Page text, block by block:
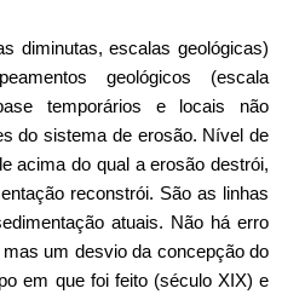
diminutas, escalas geológicas)
geológicos (escala
temporários e locais não
do sistema de erosão. Nível de
acima do qual a erosão destrói,
reconstrói. São as linhas
atuais. Não há erro
um desvio da concepção do
em que foi feito (século XIX) e